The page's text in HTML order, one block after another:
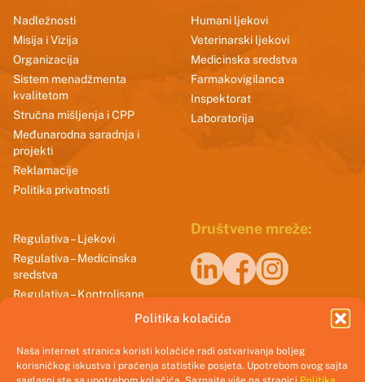
Politika kolačića
Naša internet stranica koristi kolačiće radi ostvarivanja boljeg
korisničkog iskustva i praćenja statistike posjeta. Upotrebom ovog sajta
Nadležnosti
Misija i Vizija
Organizacija
Sistem menadžmenta
kvalitetom
Stručna mišljenja i CPP
Međunarodna saradnja i
projekti
Reklamacije
Politika privatnosti
Humani ljekovi
Veterinarski ljekovi
Medicinska sredstva
Farmakovigilanca
Inspektorat
Laboratorija
Regulativa – Ljekovi
Regulativa – Medicinska
sredstva
Regulativa – Kontrolisane
Društvene mreže: